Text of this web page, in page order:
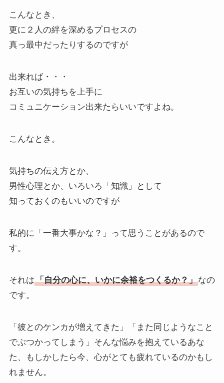
こんなとき、
更に２人の絆を深めるプロセスの
真っ最中だったりするのですが
出来れば・・・
お互いの気持ちを上手に
コミュニケーション出来たらいいですよね。
こんなとき。
気持ちの伝え方とか、
男性心理とか、いろいろ「知識」として
知っておくのもいいのですが
私的に「一番大事かな？」って思うことがあるので
す。
それは「自分の心に、いかに余裕をつくるか？」なの
です。
「彼とのケンカが増えてきた」「また同じようなこと
でぶつかってしまう」そんな悩みを抱えているあな
た、もしかしたら今、心がとても疲れているのかもし
れません。